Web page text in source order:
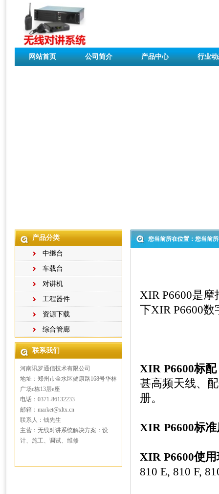
网站首页 公司简介 产品中心 行业
产品分类
中继台
车载台
对讲机
工程器件
资源下载
综合管廊
联系我们
河南讯罗通信技术有限公司
地址：郑州市金水区健康路168号华林
广场c栋13层e座
电话：0371-86132233
邮箱：market@xltx.cn
联系人：钱先生
主营：无线对讲系统解决方案：设
计、施工、调试、维修
您当前所在位置：您当前
XIR P6600是摩
下XIR P6600数
XIR P6600标配
甚高频天线、
册。
XIR P6600标准
XIR P6600使用
810 E, 810 F,